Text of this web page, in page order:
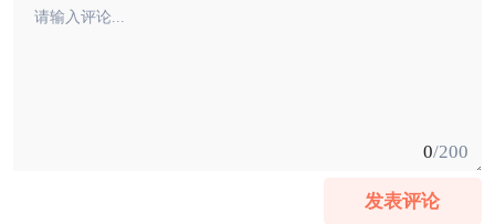
0/200
发表评论